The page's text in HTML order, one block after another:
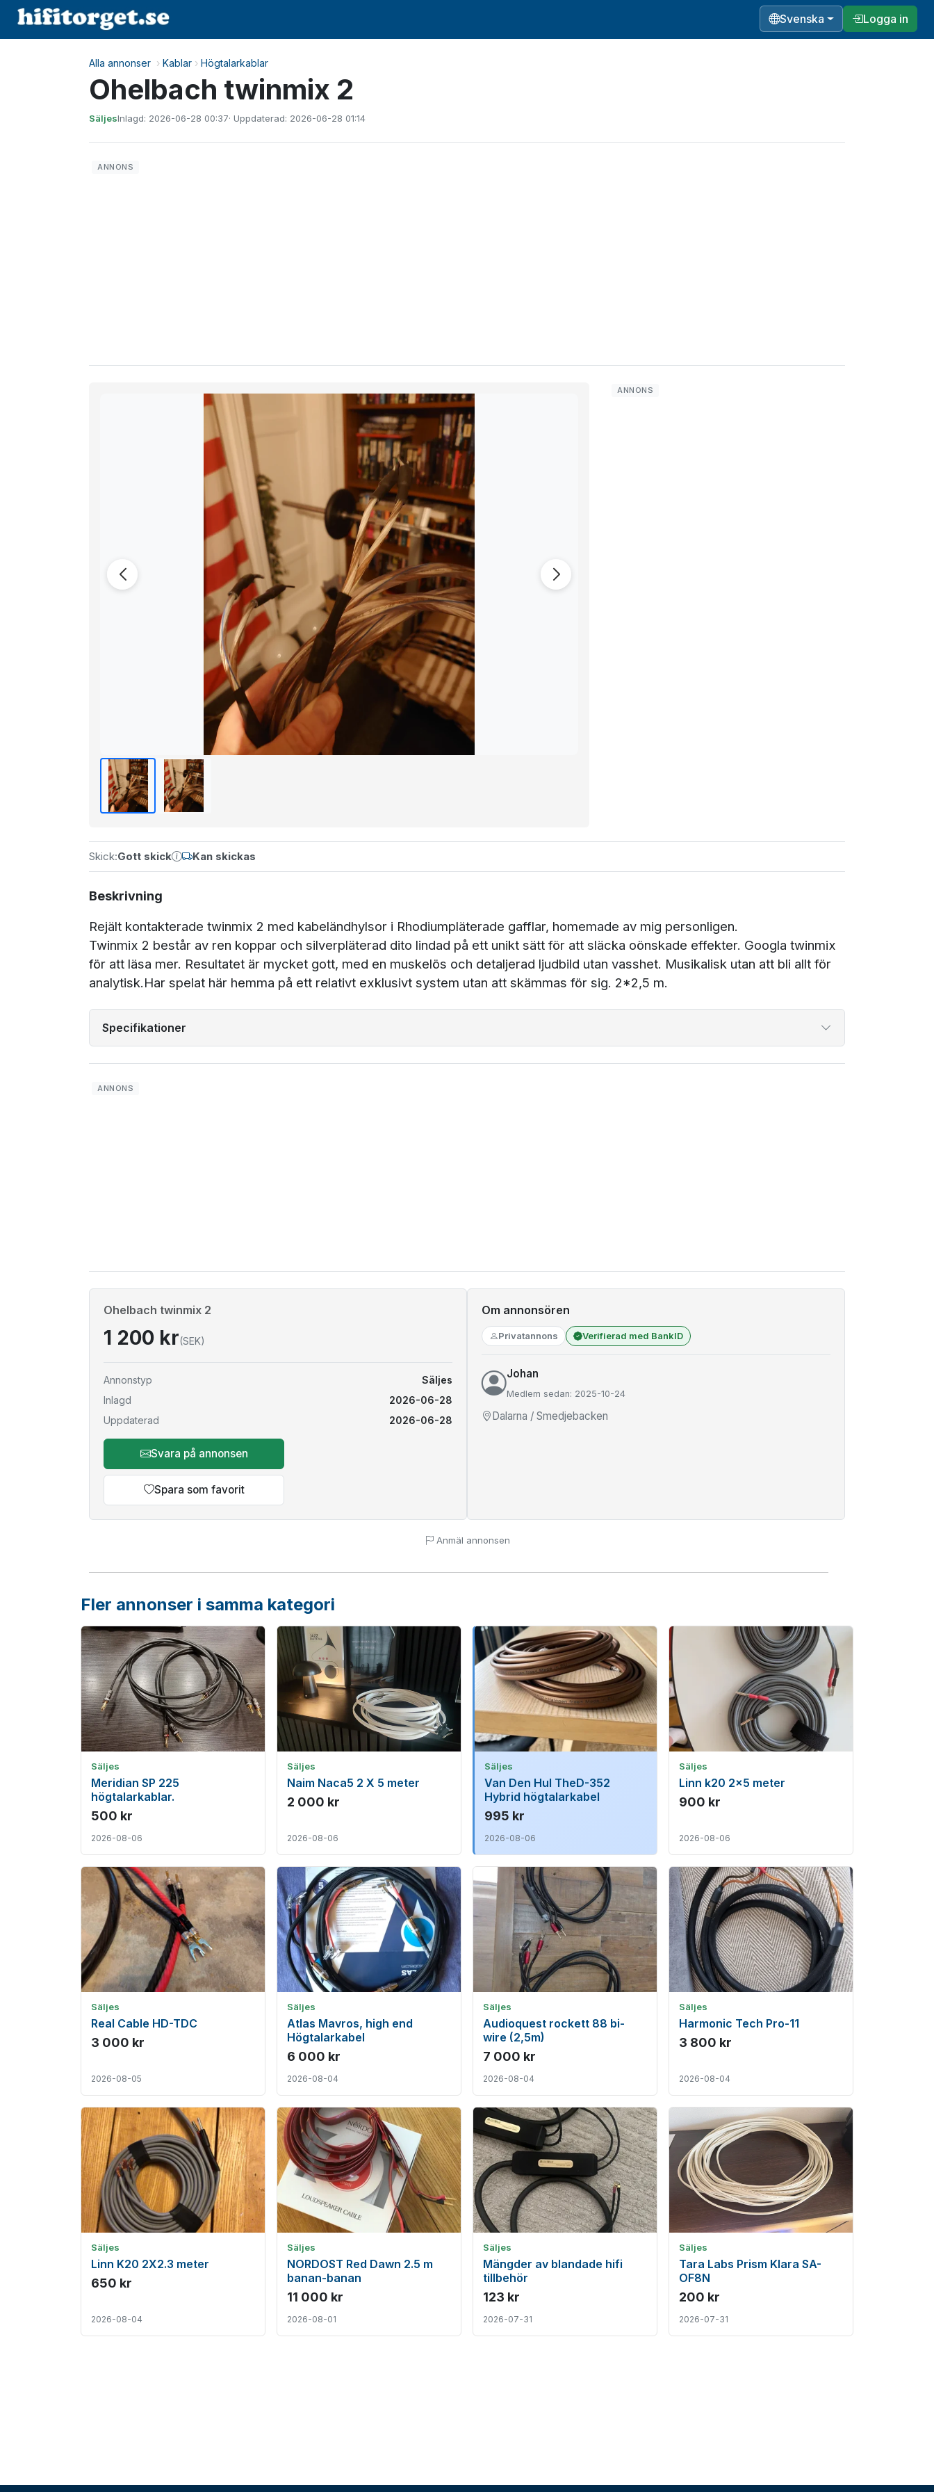
Svenska Logga in
Alla annonser › Kablar › Högtalarkablar
Ohelbach twinmix 2
SäljesInlagd: 2026-06-28 00:37· Uppdaterad: 2026-06-28 01:14
Skick:Gott skick Kan skickas
Beskrivning
Rejält kontakterade twinmix 2 med kabeländhylsor i Rhodiumpläterade gafflar, homemade av mig personligen.
Twinmix 2 består av ren koppar och silverpläterad dito lindad på ett unikt sätt för att släcka oönskade effekter. Googla twinmix
för att läsa mer. Resultatet är mycket gott, med en muskelös och detaljerad ljudbild utan vasshet. Musikalisk utan att bli allt för
analytisk.Har spelat här hemma på ett relativt exklusivt system utan att skämmas för sig. 2*2,5 m.
Specifikationer
Ohelbach twinmix 2
1 200 kr(SEK)
Annonstyp
Säljes
Inlagd
2026-06-28
Uppdaterad
2026-06-28
Svara på annonsen
Spara som favorit
Om annonsören
Privatannons Verifierad med BankID
Johan
Medlem sedan: 2025-10-24
Dalarna / Smedjebacken
Anmäl annonsen
Fler annonser i samma kategori
Säljes
Meridian SP 225
högtalarkablar.
500 kr
2026-08-06
Säljes
Naim Naca5 2 X 5 meter
2 000 kr
2026-08-06
Säljes
Van Den Hul TheD-352
Hybrid högtalarkabel
995 kr
2026-08-06
Säljes
Linn k20 2x5 meter
900 kr
2026-08-06
Säljes
Real Cable HD-TDC
3 000 kr
2026-08-05
Säljes
Atlas Mavros, high end
Högtalarkabel
6 000 kr
2026-08-04
Säljes
Audioquest rockett 88 bi-
wire (2,5m)
7 000 kr
2026-08-04
Säljes
Harmonic Tech Pro-11
3 800 kr
2026-08-04
Säljes
Linn K20 2X2.3 meter
650 kr
2026-08-04
Säljes
NORDOST Red Dawn 2.5 m
banan-banan
11 000 kr
2026-08-01
Säljes
Mängder av blandade hifi
tillbehör
123 kr
2026-07-31
Säljes
Tara Labs Prism Klara SA-
OF8N
200 kr
2026-07-31